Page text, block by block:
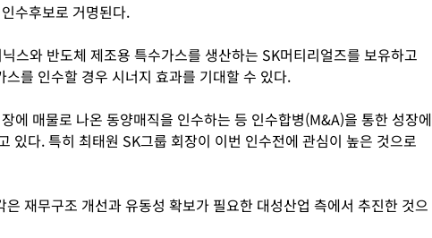
수후보로 거명된다.
스와 반도체 제조용 특수가스를 생산하는 SK머티리얼즈를 보유하고
스를 인수할 경우 시너지 효과를 기대할 수 있다.
에 매물로 나온 동양매직을 인수하는 등 인수합병(M&A)을 통한 성장에
있다. 특히 최태원 SK그룹 회장이 이번 인수전에 관심이 높은 것으로
은 재무구조 개선과 유동성 확보가 필요한 대성산업 측에서 추진한 것으